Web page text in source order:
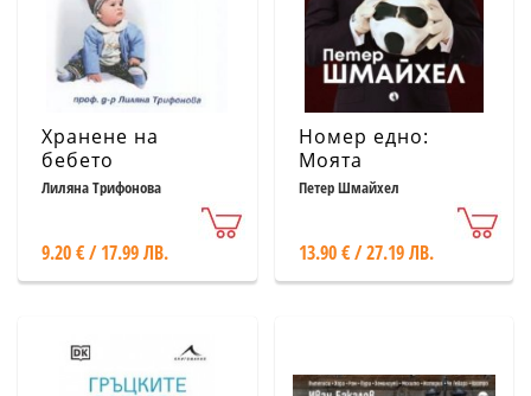
Хранене на
бебето
Лиляна Трифонова
9.20 € / 17.99 ЛВ.
Номер едно:
Моята
автобиография
Петер Шмайхел
13.90 € / 27.19 ЛВ.